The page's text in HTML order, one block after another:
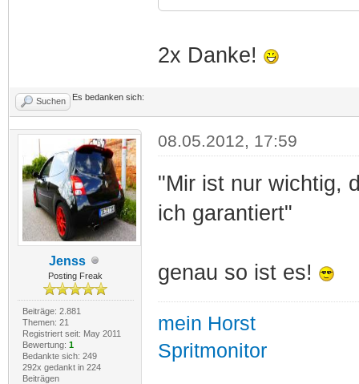
2x Danke!
Suchen Es bedanken sich:
Jenss
Posting Freak
Beiträge: 2.881
Themen: 21
Registriert seit: May 2011
Bewertung: 1
Bedankte sich: 249
292x gedankt in 224
Beiträgen
08.05.2012, 17:59
"Mir ist nur wichtig,
ich garantiert"
genau so ist es!
mein Horst
Spritmonitor